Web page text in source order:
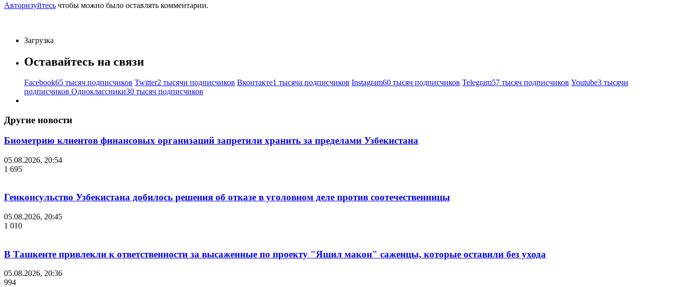
Авторизуйтесь чтобы можно было оставлять комментарии.
Загрузка
Оставайтесь на связи
Facebook65 тысяч подписчиков Twitter2 тысячи подписчиков Вконтакте1 тысяча подписчиков Instagram60 тысяч подписчиков Telegram57 тысяч подписчиков Youtube3 тысячи
подписчиков Одноклассники30 тысяч подписчиков
Другие новости
Биометрию клиентов финансовых организаций запретили хранить за пределами Узбекистана
05.08.2026, 20:54
1 695
Генконсульство Узбекистана добилось решения об отказе в уголовном деле против соотечественницы
05.08.2026, 20:45
1 010
В Ташкенте привлекли к ответственности за высаженные по проекту "Яшил макон" саженцы, которые оставили без ухода
05.08.2026, 20:36
994